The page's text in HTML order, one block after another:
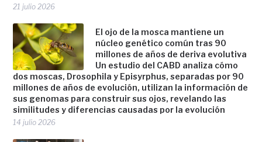
21 julio 2026
El ojo de la mosca mantiene un
núcleo genético común tras 90
millones de años de deriva evolutiva
Un estudio del CABD analiza cómo
dos moscas, Drosophila y Episyrphus, separadas por 90
millones de años de evolución, utilizan la información de
sus genomas para construir sus ojos, revelando las
similitudes y diferencias causadas por la evolución
14 julio 2026